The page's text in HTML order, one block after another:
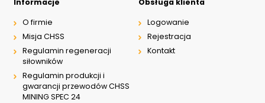
Informacje
O firmie
Misja CHSS
Regulamin regeneracji
siłowników
Regulamin produkcji i
gwarancji przewodów CHSS
MINING SPEC 24
Obsługa klienta
Logowanie
Rejestracja
Kontakt